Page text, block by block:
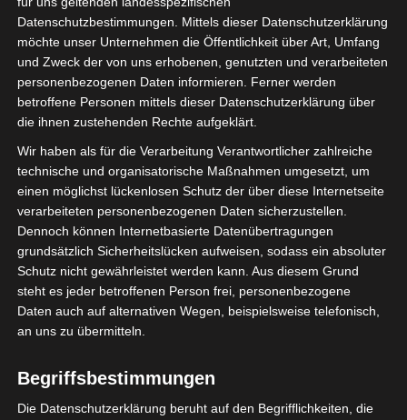
Liebsten und einen guten Start
in das neue Jahr.
Über 10.000 Bilder habe ich in
den letzten Jahren für euch
hochgeladen und über 700
Blogbeiträge veröffentlicht.
Ich danke euch für eure Treue
und freue mich auf das Jahr
2025 mit euch.
Datenschutzbestimmungen. Mittels dieser Datenschutzerklärung
möchte unser Unternehmen die Öffentlichkeit über Art, Umfang
und Zweck der von uns erhobenen, genutzten und verarbeiteten
personenbezogenen Daten informieren. Ferner werden
betroffene Personen mittels dieser Datenschutzerklärung über
die ihnen zustehenden Rechte aufgeklärt.
Wir haben als für die Verarbeitung Verantwortlicher zahlreiche
technische und organisatorische Maßnahmen umgesetzt, um
einen möglichst lückenlosen Schutz der über diese Internetseite
verarbeiteten personenbezogenen Daten sicherzustellen.
Dennoch können Internetbasierte Datenübertragungen
grundsätzlich Sicherheitslücken aufweisen, sodass ein absoluter
Schutz nicht gewährleistet werden kann. Aus diesem Grund
steht es jeder betroffenen Person frei, personenbezogene
Daten auch auf alternativen Wegen, beispielsweise telefonisch,
an uns zu übermitteln.
Begriffsbestimmungen
Die Datenschutzerklärung beruht auf den Begrifflichkeiten, die